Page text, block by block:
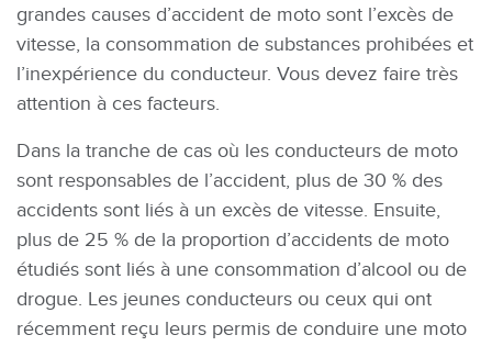
grandes causes d’accident de moto sont l’excès de
vitesse, la consommation de substances prohibées et
l’inexpérience du conducteur. Vous devez faire très
attention à ces facteurs.
Dans la tranche de cas où les conducteurs de moto
sont responsables de l’accident, plus de 30 % des
accidents sont liés à un excès de vitesse. Ensuite,
plus de 25 % de la proportion d’accidents de moto
étudiés sont liés à une consommation d’alcool ou de
drogue. Les jeunes conducteurs ou ceux qui ont
récemment reçu leurs permis de conduire une moto